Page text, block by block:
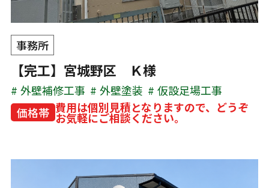
事務所
【完工】宮城野区 Ｋ様
外壁補修工事 外壁塗装
仮設足場工事
価格帯 費用は個別見積となりますので、どうぞ
お気軽にご相談ください。